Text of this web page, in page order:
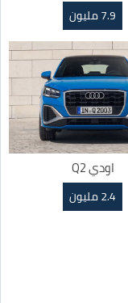
7.9 مليون
اودي Q2
2.4 مليون